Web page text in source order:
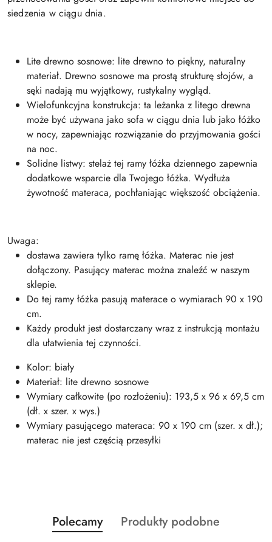
siedzenia w ciągu dnia.
Lite drewno sosnowe: lite drewno to piękny, naturalny
materiał. Drewno sosnowe ma prostą strukturę słojów, a
sęki nadają mu wyjątkowy, rustykalny wygląd.
Wielofunkcyjna konstrukcja: ta leżanka z litego drewna
może być używana jako sofa w ciągu dnia lub jako łóżko
w nocy, zapewniając rozwiązanie do przyjmowania gości
na noc.
Solidne listwy: stelaż tej ramy łóżka dziennego zapewnia
dodatkowe wsparcie dla Twojego łóżka. Wydłuża
żywotność materaca, pochłaniając większość obciążenia.
Uwaga:
dostawa zawiera tylko ramę łóżka. Materac nie jest
dołączony. Pasujący materac można znaleźć w naszym
sklepie.
Do tej ramy łóżka pasują materace o wymiarach 90 x 190
cm.
Każdy produkt jest dostarczany wraz z instrukcją montażu
dla ułatwienia tej czynności.
Kolor: biały
Materiał: lite drewno sosnowe
Wymiary całkowite (po rozłożeniu): 193,5 x 96 x 69,5 cm
(dł. x szer. x wys.)
Wymiary pasującego materaca: 90 x 190 cm (szer. x dł.);
materac nie jest częścią przesyłki
Pomiń karuzelę produktów
Produkty
o
Polecamy
Produkty
Produkty podobne